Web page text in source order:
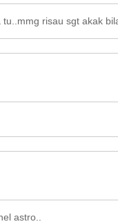
risau sgt akak
astro..